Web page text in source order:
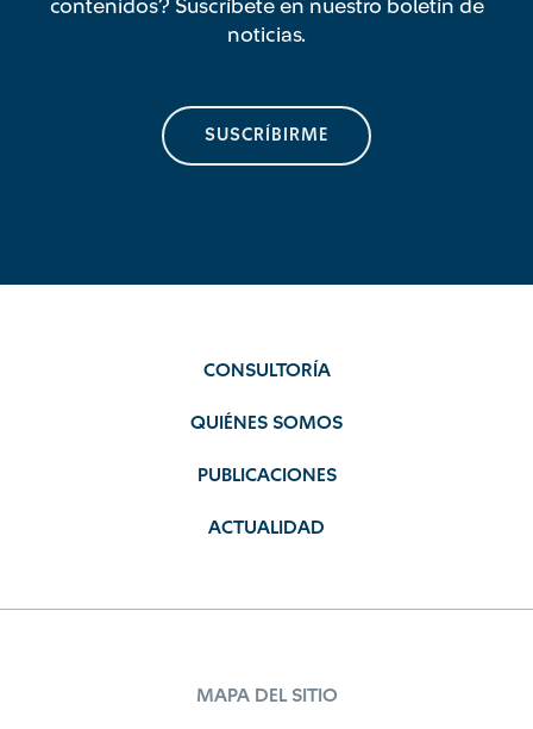
contenidos? Suscríbete en nuestro boletín de
noticias.
SUSCRÍBIRME
CONSULTORÍA
QUIÉNES SOMOS
PUBLICACIONES
ACTUALIDAD
MAPA DEL SITIO